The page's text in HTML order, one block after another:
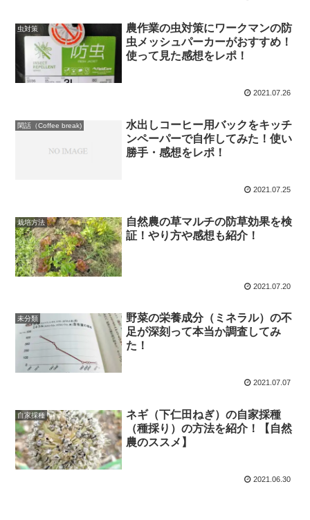
虫対策
農作業の虫対策にワークマンの防
虫メッシュパーカーがおすすめ！
使って見た感想をレポ！
2021.07.26
閑話（Coffee break)
水出しコーヒー用バックをキッチ
ンペーパーで自作してみた！使い
勝手・感想をレポ！
2021.07.25
栽培方法
自然農の草マルチの防草効果を検
証！やり方や感想も紹介！
2021.07.20
未分類
野菜の栄養成分（ミネラル）の不
足が深刻って本当か調査してみ
た！
2021.07.07
自家採種
ネギ（下仁田ねぎ）の自家採種
（種採り）の方法を紹介！【自然
農のススメ】
2021.06.30